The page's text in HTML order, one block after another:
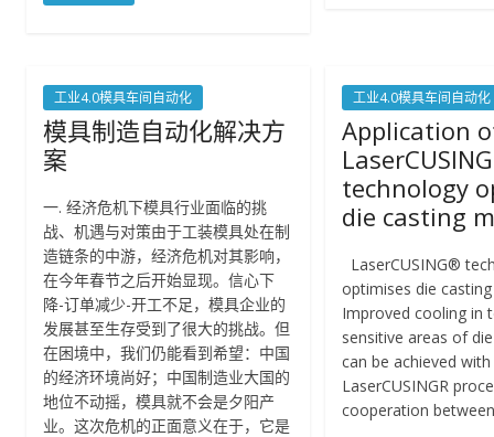
工业4.0模具车间自动化
模具制造自动化解决方
案
一. 经济危机下模具行业面临的挑
战、机遇与对策由于工装模具处在制
造链条的中游，经济危机对其影响，
在今年春节之后开始显现。信心下
降-订单减少-开工不足，模具企业的
发展甚至生存受到了很大的挑战。但
在困境中，我们仍能看到希望：中国
的经济环境尚好；中国制造业大国的
地位不动摇，模具就不会是夕阳产
业。这次危机的正面意义在于，它是
工业4.0模具车间自动化
Application
LaserCUSING
technology
die casting
LaserCUSING®
optimises die
Improved cooling in
sensitive areas of
can be achieved
LaserCUSINGR
cooperation